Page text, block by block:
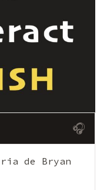
🎧
de Bryan